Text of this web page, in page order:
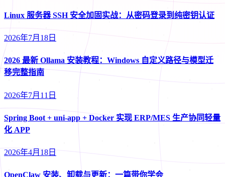
Linux 服务器 SSH 安全加固实战：从密码登录到纯密钥认证
2026年7月18日
2026 最新 Ollama 安装教程：Windows 自定义路径与模型迁
移完整指南
2026年7月11日
Spring Boot + uni-app + Docker 实现 ERP/MES 生产协同轻量
化 APP
2026年4月18日
OpenClaw 安装、卸载与更新：一篇带你学会